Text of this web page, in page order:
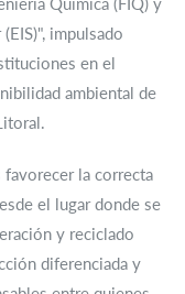
impulsado
en el
ambiental de
la correcta
el lugar donde se
y reciclado
diferenciada y